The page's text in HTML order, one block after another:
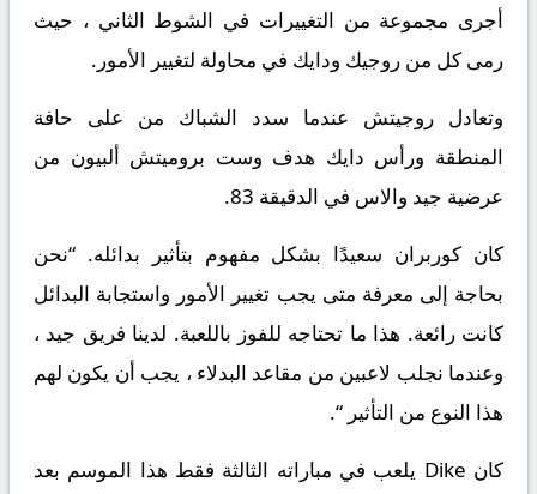
أجرى مجموعة من التغييرات في الشوط الثاني ، حيث
رمى كل من روجيك ودايك في محاولة لتغيير الأمور.
وتعادل روجيتش عندما سدد الشباك من على حافة
المنطقة ورأس دايك هدف وست بروميتش ألبيون من
عرضية جيد والاس في الدقيقة 83.
كان كوربران سعيدًا بشكل مفهوم بتأثير بدائله. “نحن
بحاجة إلى معرفة متى يجب تغيير الأمور واستجابة البدائل
كانت رائعة. هذا ما تحتاجه للفوز باللعبة. لدينا فريق جيد ،
وعندما نجلب لاعبين من مقاعد البدلاء ، يجب أن يكون لهم
هذا النوع من التأثير “.
كان Dike يلعب في مباراته الثالثة فقط هذا الموسم بعد